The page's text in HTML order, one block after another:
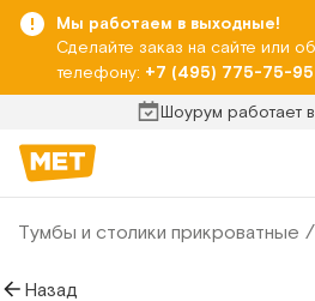
Мы работаем в выходные!
Сделайте заказ на сайте или
телефону: +7 (495) 775-75-95
Шоурум работает
Тумбы и столики прикроватные
Назад